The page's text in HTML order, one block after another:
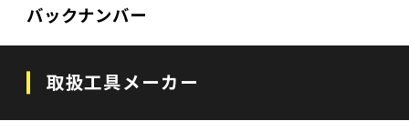
バックナンバー
取扱工具メーカー